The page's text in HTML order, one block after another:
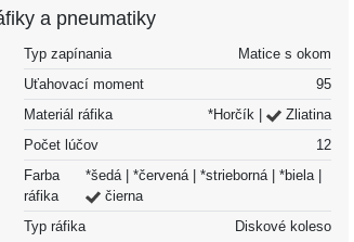
a pneumatiky
Typ zapínania
Matice s okom
Uťahovací moment
95
Materiál ráfika
*Horčík |
Zliatina
Počet lúčov
12
Farba
ráfika
čierna
Typ ráfika
Diskové koleso